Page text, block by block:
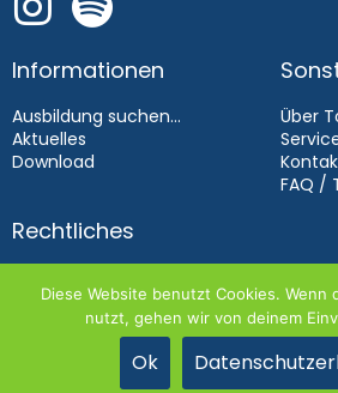
Informationen
Ausbildung suchen...
Aktuelles
Download
Über
FAQ /
Rechtliches
Datenschutz
Aussteller­bedingungen 2026
Diese Website benutzt Cookies. Wenn
nutzt, gehen wir von deinem
Ok